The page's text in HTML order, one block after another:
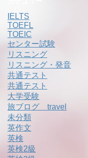
IELTS
TOEFL
TOEIC
センター試験
リスニング
リスニング・発音
共通テスト
共通テスト
大学受験
旅ブログ travel
未分類
英作文
英検
英検2級